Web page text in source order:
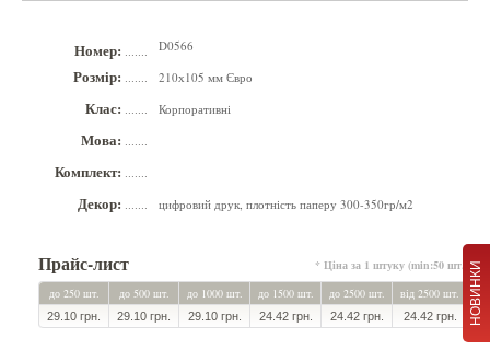
НОВИНКИ
Номер: D0566
Розмір: 210х105 мм Євро
Клас: Корпоративні
Мова:
Комплект:
Декор: цифровий друк, плотність паперу 300-350гр/м2
Прайс-лист
* Ціна за 1 штуку (min:50 шт.)
до 250 шт.
до 500 шт. до 1000 шт. до 1500 шт. до 2500 шт. від 2500 шт.
29.10 грн. 29.10 грн. 29.10 грн. 24.42 грн. 24.42 грн. 24.42 грн.